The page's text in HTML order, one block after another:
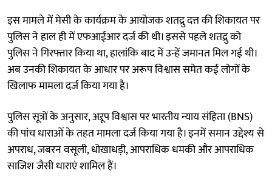
इस मामले में मेसी के कार्यक्रम के आयोजक शतद्रु दत्त की शिकायत पर
पुलिस ने हाल ही में एफआईआर दर्ज की थी। इससे पहले शतद्रु को
पुलिस ने गिरफ्तार किया था, हालांकि बाद में उन्हें जमानत मिल गई थी।
अब उनकी शिकायत के आधार पर अरूप विश्वास समेत कई लोगों के
खिलाफ मामला दर्ज किया गया है।
पुलिस सूत्रों के अनुसार, अऱूप विश्वास पर भारतीय न्याय संहिता (BNS)
की पांच धाराओं के तहत मामला दर्ज किया गया है। इनमें समान उद्देश्य से
अपराध, जबरन वसूली, धोखाधड़ी, आपराधिक धमकी और आपराधिक
साजिश जैसी धाराएं शामिल हैं।